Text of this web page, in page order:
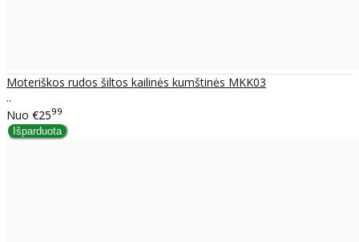
Moteriškos rudos šiltos kailinės kumštinės MKK03
..
Nuo €2599